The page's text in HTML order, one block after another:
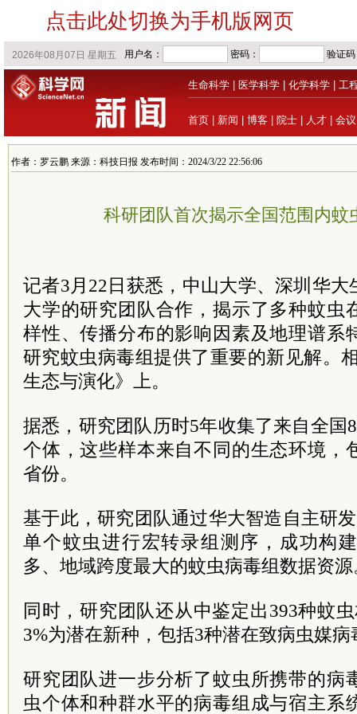
点击此处切换为手机版网页
生命科学 医学科学 化学科学 工
首页 新闻 博客 院士 人才 会议
作者：罗云鹏 来源：科技日报 发布时间：2024/3/22 22:56:06
科研团队首次揭示全国范围内蚊
记者3月22日获悉，中山大学、深圳华
大学的研究团队合作，揭示了多种蚊虫
样性、传播分布的影响因素及地理谱系
研究蚊虫病毒组提供了重要的新见解。
生态与演化》上。
据悉，研究团队历时5年收集了来自全国
个体，这些样本来自不同的生态环境，
省份。
基于此，研究团队通过华大智造自主研
单个蚊虫进行宏转录组测序，成功构
多、地域跨度最大的蚊虫病毒组数据资源
同时，研究团队还从中鉴定出393种蚊
3%为潜在新种，包括3种潜在致病虫媒病
研究团队进一步分析了蚊虫所携带的病
虫个体和种群水平的病毒组成与宿主系